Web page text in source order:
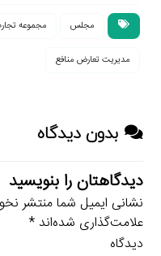
مجلس مجموعه
مدیریت تعارض منافع
بدون دیدگاه
دیدگاهتان را بنویسید
نشانی ایمیل شما منتشر
علامت‌گذاری شده‌اند*
دیدگاه